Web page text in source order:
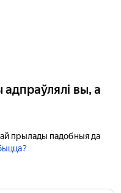
вы, а
прылады падобныя да